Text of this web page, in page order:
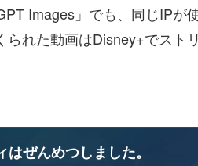
Images」でも、同じIPが
られた動画はDisney+でスト
はぜんめつしました。